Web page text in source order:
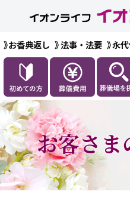
お香典返し 法事・法要 永
お客さま